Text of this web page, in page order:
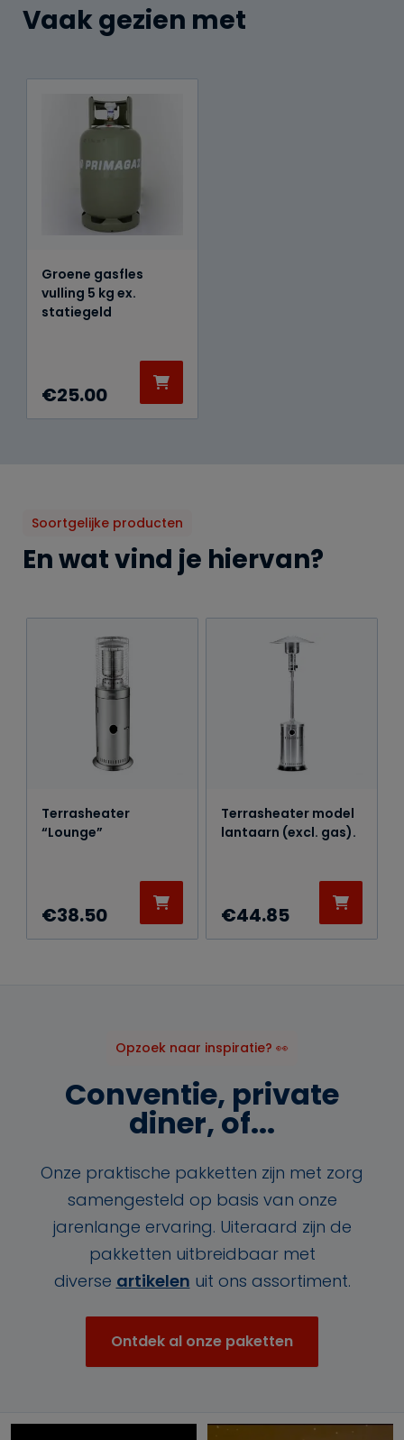
Vaak gezien met
Groene gasfles
vulling 5 kg ex.
statiegeld
€25.00
Soortgelijke producten
En wat vind je hiervan?
Terrasheater
“Lounge”
€38.50
Terrasheater model
lantaarn (excl. gas).
€44.85
Opzoek naar inspiratie? 👀
Conventie, private
diner, of...
Onze praktische pakketten zijn met zorg
samengesteld op basis van onze
jarenlange ervaring. Uiteraard zijn de
pakketten uitbreidbaar met
diverse artikelen uit ons assortiment.
Ontdek al onze paketten